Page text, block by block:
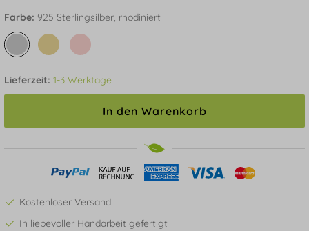
Farbe: 925 Sterlingsilber, rhodiniert
Lieferzeit: 1-3 Werktage
In den Warenkorb
Kostenloser Versand
In liebevoller Handarbeit gefertigt